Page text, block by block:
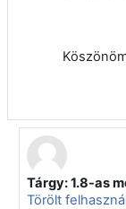
Válasz erre:
Tárgy: 1.8-as
Törölt